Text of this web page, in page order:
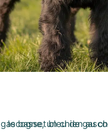
le basset bleu de